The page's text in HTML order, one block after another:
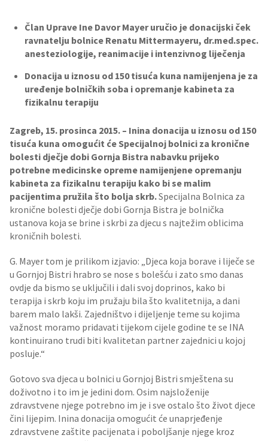
Član Uprave Ine Davor Mayer uručio je donacijski ček
ravnatelju bolnice Renatu Mittermayeru, dr.med.spec.
anesteziologije, reanimacije i intenzivnog liječenja
Donacija u iznosu od 150 tisuća kuna namijenjena je za
uređenje bolničkih soba i opremanje kabineta za
fizikalnu terapiju
Zagreb, 15. prosinca 2015. – Inina donacija u iznosu od 150
tisuća kuna omogućit će Specijalnoj bolnici za kronične
bolesti dječje dobi Gornja Bistra nabavku prijeko
potrebne medicinske opreme namijenjene opremanju
kabineta za fizikalnu terapiju kako bi se malim
pacijentima pružila što bolja skrb.Specijalna Bolnica za
kronične bolesti dječje dobi Gornja Bistra je bolnička
ustanova koja se brine i skrbi za djecu s najtežim oblicima
kroničnih bolesti.
G. Mayer tom je prilikom izjavio: „Djeca koja borave i liječe se
u Gornjoj Bistri hrabro se nose s bolešću i zato smo danas
ovdje da bismo se uključili i dali svoj doprinos, kako bi
terapija i skrb koju im pružaju bila što kvalitetnija, a dani
barem malo lakši. Zajedništvo i dijeljenje teme su kojima
važnost moramo pridavati tijekom cijele godine te se INA
kontinuirano trudi biti kvalitetan partner zajednici u kojoj
posluje.“
Gotovo sva djeca u bolnici u Gornjoj Bistri smještena su
doživotno i to im je jedini dom. Osim najsloženije
zdravstvene njege potrebno im je i sve ostalo što život djece
čini lijepim. Inina donacija omogućit će unaprjeđenje
zdravstvene zaštite pacijenata i poboljšanje njege kroz